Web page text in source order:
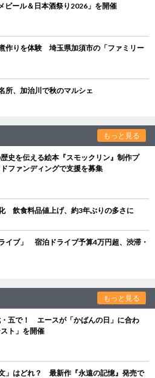
ビール＆日本酒祭り2026」を開催
作りを体験 埼玉県加須市の「ファミリー
所、加治川で秋のマルシェ
もっと見る
史を伝える絵本『スモックリン』制作プ
ファンディングで支援を募集
飲食料品値上げ、約3年ぶりの多さに
イブ」 宿泊ドライブ予算4万円超、渋滞・
もっと見る
五で！ エースが「かばんの日」に合わ
ト」を開催
」はどれ？ 最新作『永遠の記憶』発売で